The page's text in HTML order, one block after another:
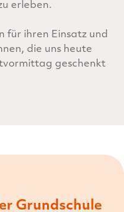
erleben.
für ihren Einsatz und
die uns heute
geschenkt
Grundschule